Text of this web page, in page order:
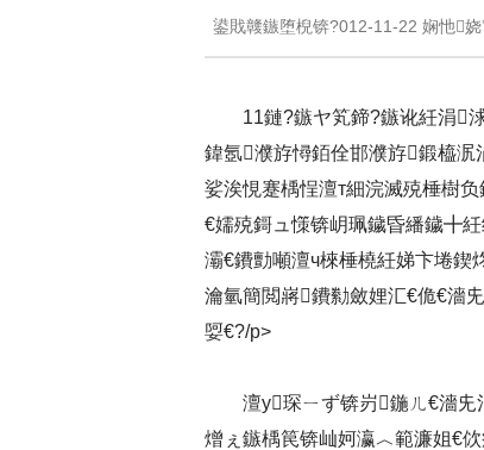
鍙戝竷鏃堕棿锛?012-11-22 娴忚
11鏈?鏃ヤ笂鍗?鏃讹紝涓
鍏氬濮斿憳銆佺邯濮斿鍛橀
娑涘悓蹇楀悜澶т細浣滅殑棰樹
€嬬殑鎶ュ憡锛岄珮鐬昏繙鐬╋
灞€鐨勯噸澶ч棶棰橈紝娣卞埢鍥
瀹氫簡閲嶈鐨勬斂娌汇€佹€濇
娿€?/p>
澶у琛ㄧず锛岃鍦ㄦ€濇
熷ぇ鏃楀笢锛屾妸瀛︿範濂姐€